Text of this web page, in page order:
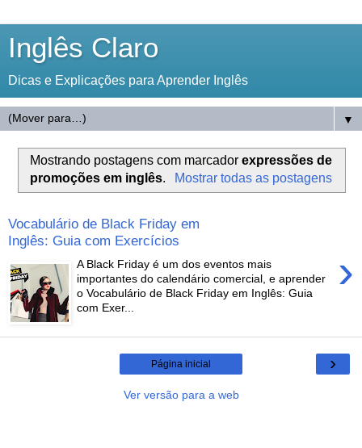
Inglês Claro
Dicas e Explicações para Aprender Inglês
▼
Mostrando postagens com marcador expressões de
promoções em inglês. Mostrar todas as postagens
Vocabulário de Black Friday em
Inglês: Guia com Exercícios
›
A Black Friday é um dos eventos mais
importantes do calendário comercial, e aprender
o Vocabulário de Black Friday em Inglês: Guia
com Exer...
›
Página inicial
Ver versão para a web